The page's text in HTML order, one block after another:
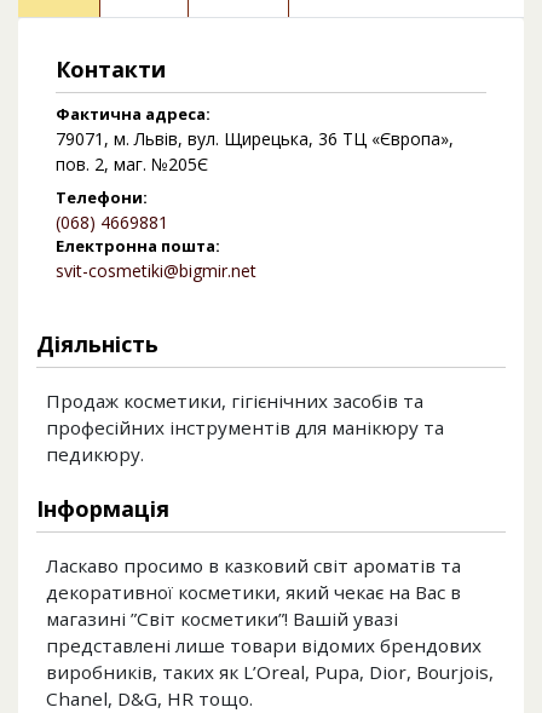
Контакти
Фактична адреса:
79071, м. Львів, вул. Щирецька, 36 ТЦ «Європа»,
пов. 2, маг. №205Є
Телефони:
(068) 4669881
Електронна пошта:
svit-cosmetiki@bigmir.net
Діяльність
Продаж косметики, гігієнічних засобів та
професійних інструментів для манікюру та
педикюру.
Інформація
Ласкаво просимо в казковий світ ароматів та
декоративної косметики, який чекає на Вас в
магазині ”Світ косметики”! Вашій увазі
представлені лише товари відомих брендових
виробників, таких як L’Oreal, Pupa, Dior, Bourjois,
Chanel, D&G, HR тощо.